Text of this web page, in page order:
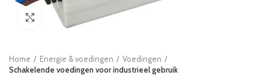
Click to enlarge
Home Energie & voedingen
Voedingen
Schakelende voedingen voor industrieel gebruik